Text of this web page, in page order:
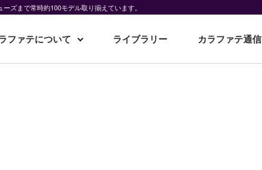
ズまで常時約100モデル取り揃えています。
ファテについて ライブラリー カラファテ通信